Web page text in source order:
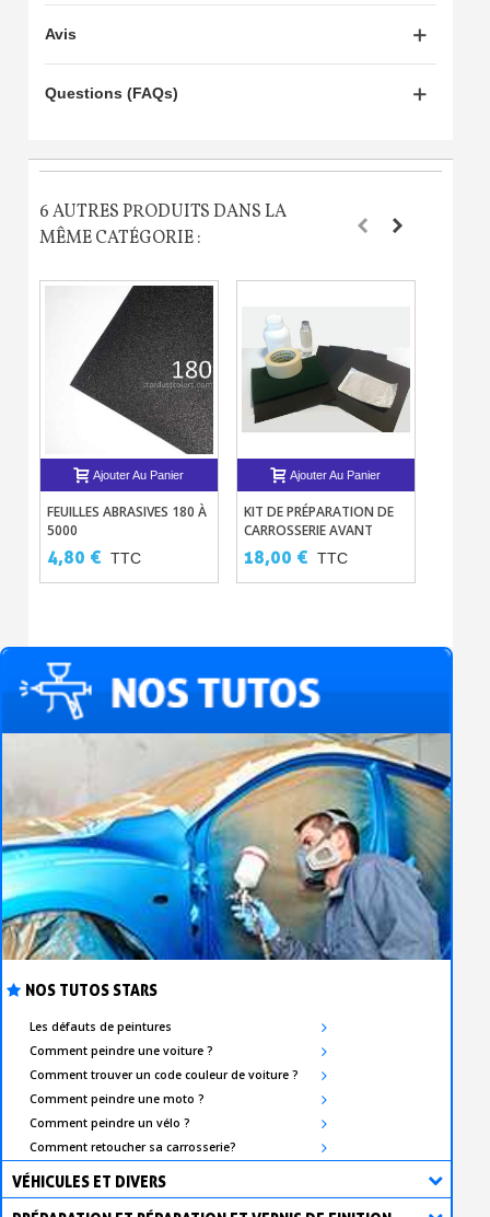
NOS TUTOS STARS
Les défauts de peintures
Comment peindre une voiture ?
Comment trouver un code couleur de voiture ?
Comment peindre une moto ?
Comment peindre un vélo ?
Comment retoucher sa carrosserie?
VÉHICULES ET DIVERS
Avis
Questions (FAQs)
6 AUTRES PRODUITS DANS LA
MÊME CATÉGORIE :
Ajouter Au Panier
FEUILLES ABRASIVES 180 À
5000
4,80 € TTC
Ajouter Au Panier
KIT DE PRÉPARATION DE
CARROSSERIE AVANT
PEINTURE
18,00 € TTC